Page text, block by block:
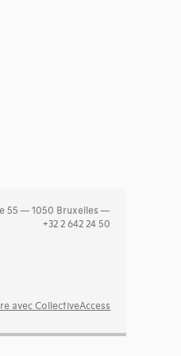
55 — 1050 Bruxelles —
+32 2 642 24 50
avec CollectiveAccess